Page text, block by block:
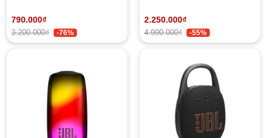
790.000₫
3.200.000₫ -76%
2.250.000₫
4.990.000₫ -55%